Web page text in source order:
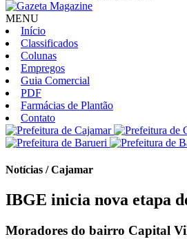
MENU
Início
Classificados
Colunas
Empregos
Guia Comercial
PDF
Farmácias de Plantão
Contato
Notícias / Cajamar
IBGE inicia nova etapa
Moradores do bairro Capital